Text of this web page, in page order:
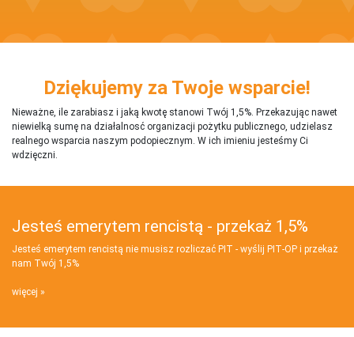
Dziękujemy za Twoje wsparcie!
Nieważne, ile zarabiasz i jaką kwotę stanowi Twój 1,5%. Przekazując nawet
niewielką sumę na działalnosć organizacji pożytku publicznego, udzielasz
realnego wsparcia naszym podopiecznym. W ich imieniu jesteśmy Ci
wdzięczni.
Jesteś emerytem rencistą - przekaż 1,5%
Jesteś emerytem rencistą nie musisz rozliczać PIT - wyślij PIT‑OP i przekaż
nam Twój 1,5%
więcej